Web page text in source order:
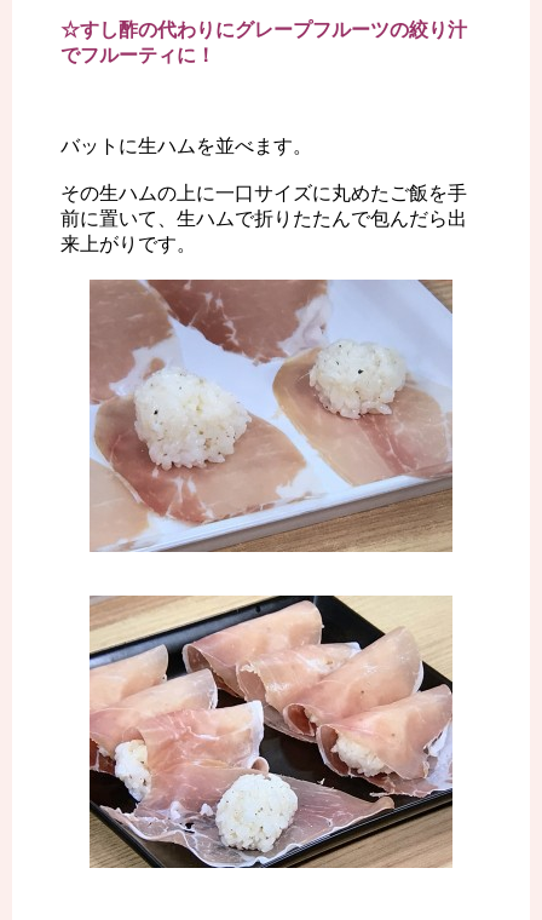
☆すし酢の代わりにグレープフルーツの絞り汁
でフルーティに！
バットに生ハムを並べます。
その生ハムの上に一口サイズに丸めたご飯を手
前に置いて、生ハムで折りたたんで包んだら出
来上がりです。